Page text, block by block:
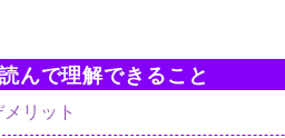
んで理解できること
リット